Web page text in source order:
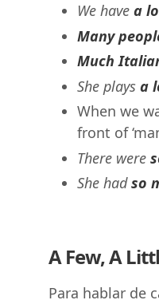
We have a
Many
Much
She plays a
When we
front of
There were
She hadso
A Few, A
Para hablar de